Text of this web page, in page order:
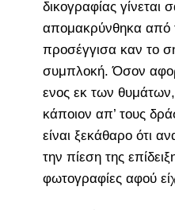
δικογραφίας γίνεται
απομακρύνθηκα από
προσέγγισα καν το
συμπλοκή. Όσον
ενος εκ των
κάποιον απ’ τους
είναι ξεκάθαρο ότι
την πίεση της
φωτογραφίες αφού